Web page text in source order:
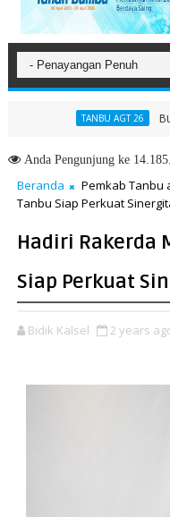
TANBU AGT 26 Bupati
Masa Depan yang
AndaPengunjung ke
Beranda Pemkab Tanbu
Tanbu Siap Perkuat
Hadiri Rakerda
Siap Perkuat
Bidik Kalsel 2 years